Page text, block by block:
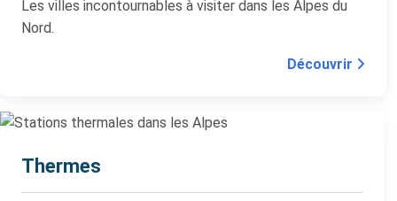
Les villes incontournables à visiter dans les Alpes du
Nord.
Découvrir
Thermes